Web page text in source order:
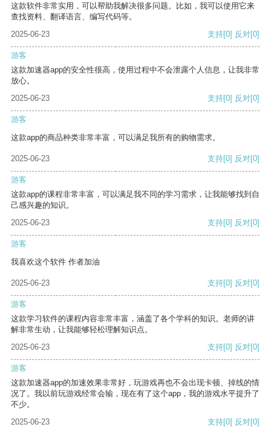
这款软件非常实用，可以帮助我解决很多问题。比如，我可以使用它来
查找资料、翻译语言、编写代码等。
2025-06-23
支持[0] 反对[0]
游客
这款加速器app的安全性很高，使用过程中不会泄露个人信息，让我非常
放心。
2025-06-23
支持[0] 反对[0]
游客
这款app的商品种类非常丰富，可以满足我所有的购物需求。
2025-06-23 支持[0] 反对[0]
游客
这款app的课程非常丰富，可以满足我不同的学习需求，让我能够找到自
己感兴趣的知识。
2025-06-23
支持[0] 反对[0]
游客
我喜欢这个软件 作者加油
2025-06-23 支持[0] 反对[0]
游客
这款学习软件的课程内容非常丰富，涵盖了各个学科的知识。老师的讲
解非常生动，让我能够轻松理解知识点。
2025-06-23
支持[0] 反对[0]
游客
这款加速器app的加速效果非常好，玩游戏再也不会出现卡顿、掉线的情
况了。我以前玩游戏经常会输，现在有了这个app，我的游戏水平提升了
不少。
2025-06-23
支持[0] 反对[0]